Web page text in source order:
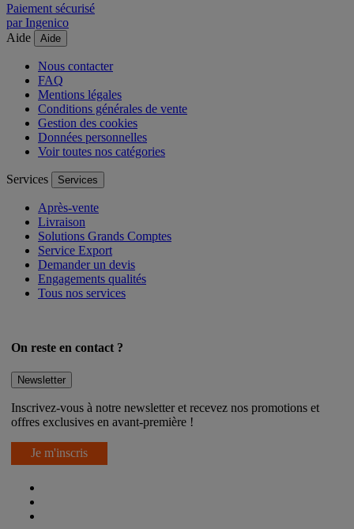
Paiement sécurisé
par Ingenico
Nous contacter
FAQ
Mentions légales
Conditions générales de vente
Gestion des cookies
Données personnelles
Après-vente
Livraison
Solutions Grands Comptes
Service Export
Demander un devis
Engagements qualités
Inscrivez-vous à notre newsletter et recevez nos promotions et
Je m'inscris